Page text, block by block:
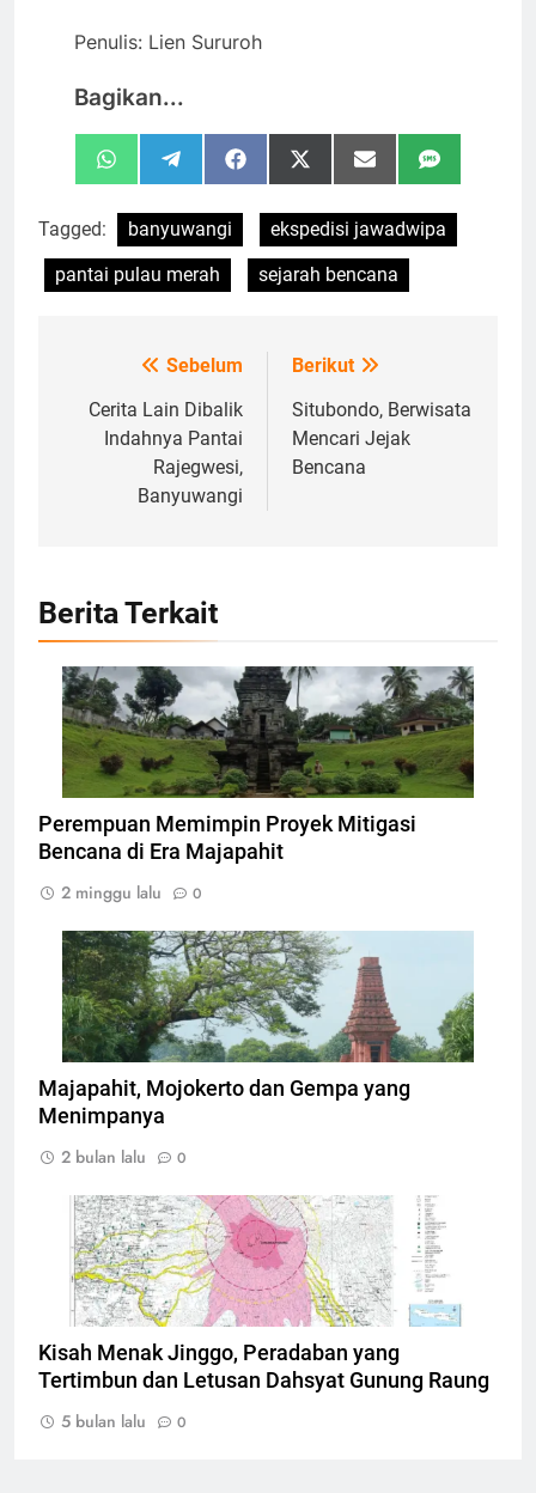
Penulis: Lien Sururoh
Bagikan...
Share
on
WhatsAppShare
on
TelegramShare
on
FacebookShare
on
X
(Twitter)
Share
on
Email Share
on
SMS
Tagged: banyuwangi
ekspedisi jawadwipa
pantai pulau merah
sejarah bencana
Navigasi
pos
Sebelum
Cerita Lain Dibalik
Indahnya Pantai
Rajegwesi,
Banyuwangi
Berikut
Situbondo, Berwisata
Mencari Jejak
Bencana
Berita Terkait
Candi Sawentar I yang letaknya berada di
bawah lapisan tanah saat ini, Foto: Tim
Ekspedisi Jawadwipa
Perempuan Memimpin Proyek Mitigasi
Bencana di Era Majapahit
2 minggu lalu
0
Foto situs Candi Bajang Ratu, Foto:
Disbudporapar Kabupaten Mojokerto
Majapahit, Mojokerto dan Gempa yang
Menimpanya
2 bulan lalu
0
Peta Kawasan Rawan Bencana Letusan Gunung
Raung
Kisah Menak Jinggo, Peradaban yang
Tertimbun dan Letusan Dahsyat Gunung Raung
5 bulan lalu
0